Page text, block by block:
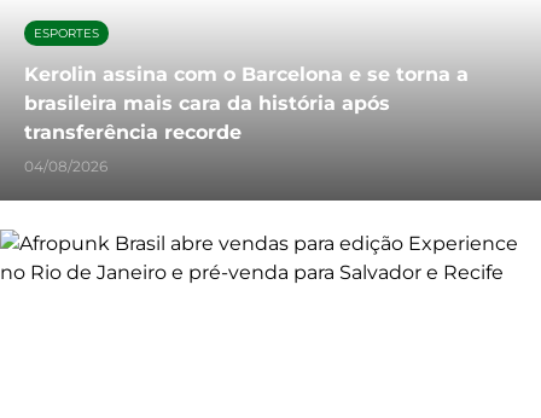
ESPORTES
Kerolin assina com o Barcelona e se torna a
brasileira mais cara da história após
transferência recorde
04/08/2026